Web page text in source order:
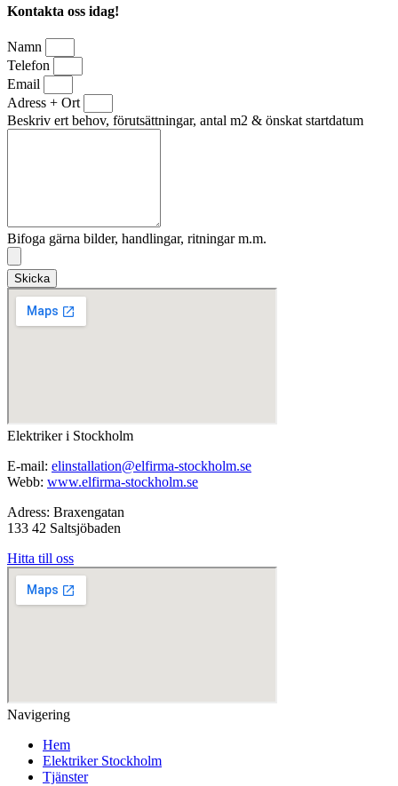
Kontakta oss idag!
Namn
Telefon
Email
Adress + Ort
Beskriv ert behov, förutsättningar, antal m2 & önskat startdatum
Bifoga gärna bilder, handlingar, ritningar m.m.
Skicka
Elektriker i Stockholm
E-mail: elinstallation@elfirma-stockholm.se
Webb: www.elfirma-stockholm.se
Adress: Braxengatan
133 42 Saltsjöbaden
Hitta till oss
Navigering
Hem
Elektriker Stockholm
Tjänster